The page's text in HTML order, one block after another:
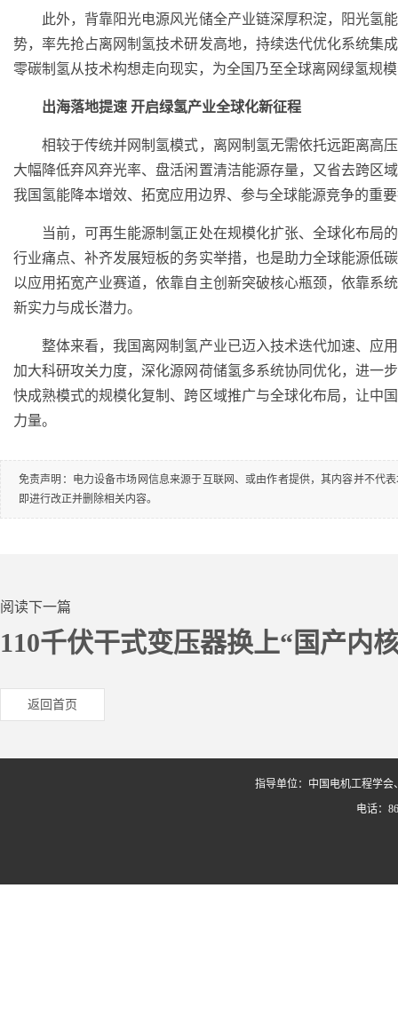
此外，背靠阳光电源风光储全产业链深厚积淀，阳光氢
势，率先抢占离网制氢技术研发高地，持续迭代优化系统集
零碳制氢从技术构想走向现实，为全国乃至全球离网绿氢规
出海落地提速 开启绿氢产业全球化新征程
相较于传统并网制氢模式，离网制氢无需依托远距离高
大幅降低弃风弃光率、盘活闲置清洁能源存量，又省去跨区
我国氢能降本增效、拓宽应用边界、参与全球能源竞争的重
当前，可再生能源制氢正处在规模化扩张、全球化布局
行业痛点、补齐发展短板的务实举措，也是助力全球能源低
以应用拓宽产业赛道，依靠自主创新突破核心瓶颈，依靠系
新实力与成长潜力。
整体来看，我国离网制氢产业已迈入技术迭代加速、应
加大科研攻关力度，深化源网荷储氢多系统协同优化，进一
快成熟模式的规模化复制、跨区域推广与全球化布局，让中
力量。
免责声明：电力设备市场网信息来源于互联网、或由作者提供，其内容并不代
即进行改正并删除相关内容。
阅读下一篇
110千伏干式变压器换上“国产内
返回首页
指导单位：中国电机工程学
电话：